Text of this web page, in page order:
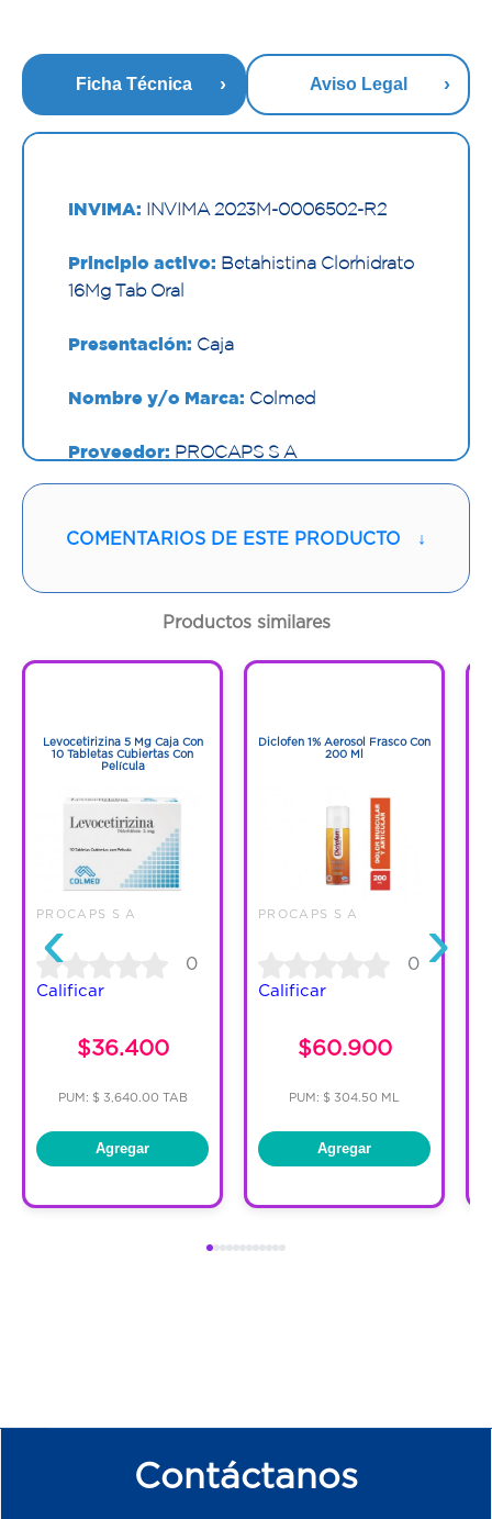
Ficha Técnica Aviso Legal
INVIMA: INVIMA 2023M-0006502-R2
Principio activo: Betahistina Clorhidrato
16Mg Tab Oral
Presentación: Caja
Nombre y/o Marca: Colmed
Proveedor: PROCAPS S A
21 Tabletas
Código:1287137
COMENTARIOS DE ESTE PRODUCTO ↓
Productos similares
‹
Levocetirizina 5 Mg Caja Con
10 Tabletas Cubiertas Con
Película
PROCAPS S A
0
Calificar
$36.400
PUM: $ 3,640.00 TAB
Agregar
Diclofen 1% Aerosol Frasco Con
200 Ml
PROCAPS S A
0
Calificar
$60.900
PUM: $ 304.50 ML
Agregar
›
Contáctanos